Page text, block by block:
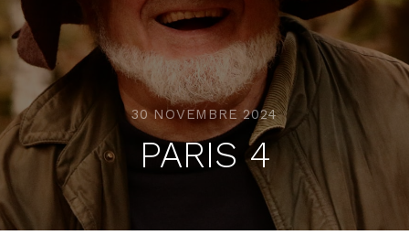
30 NOVEMBRE 2024
PARIS 4